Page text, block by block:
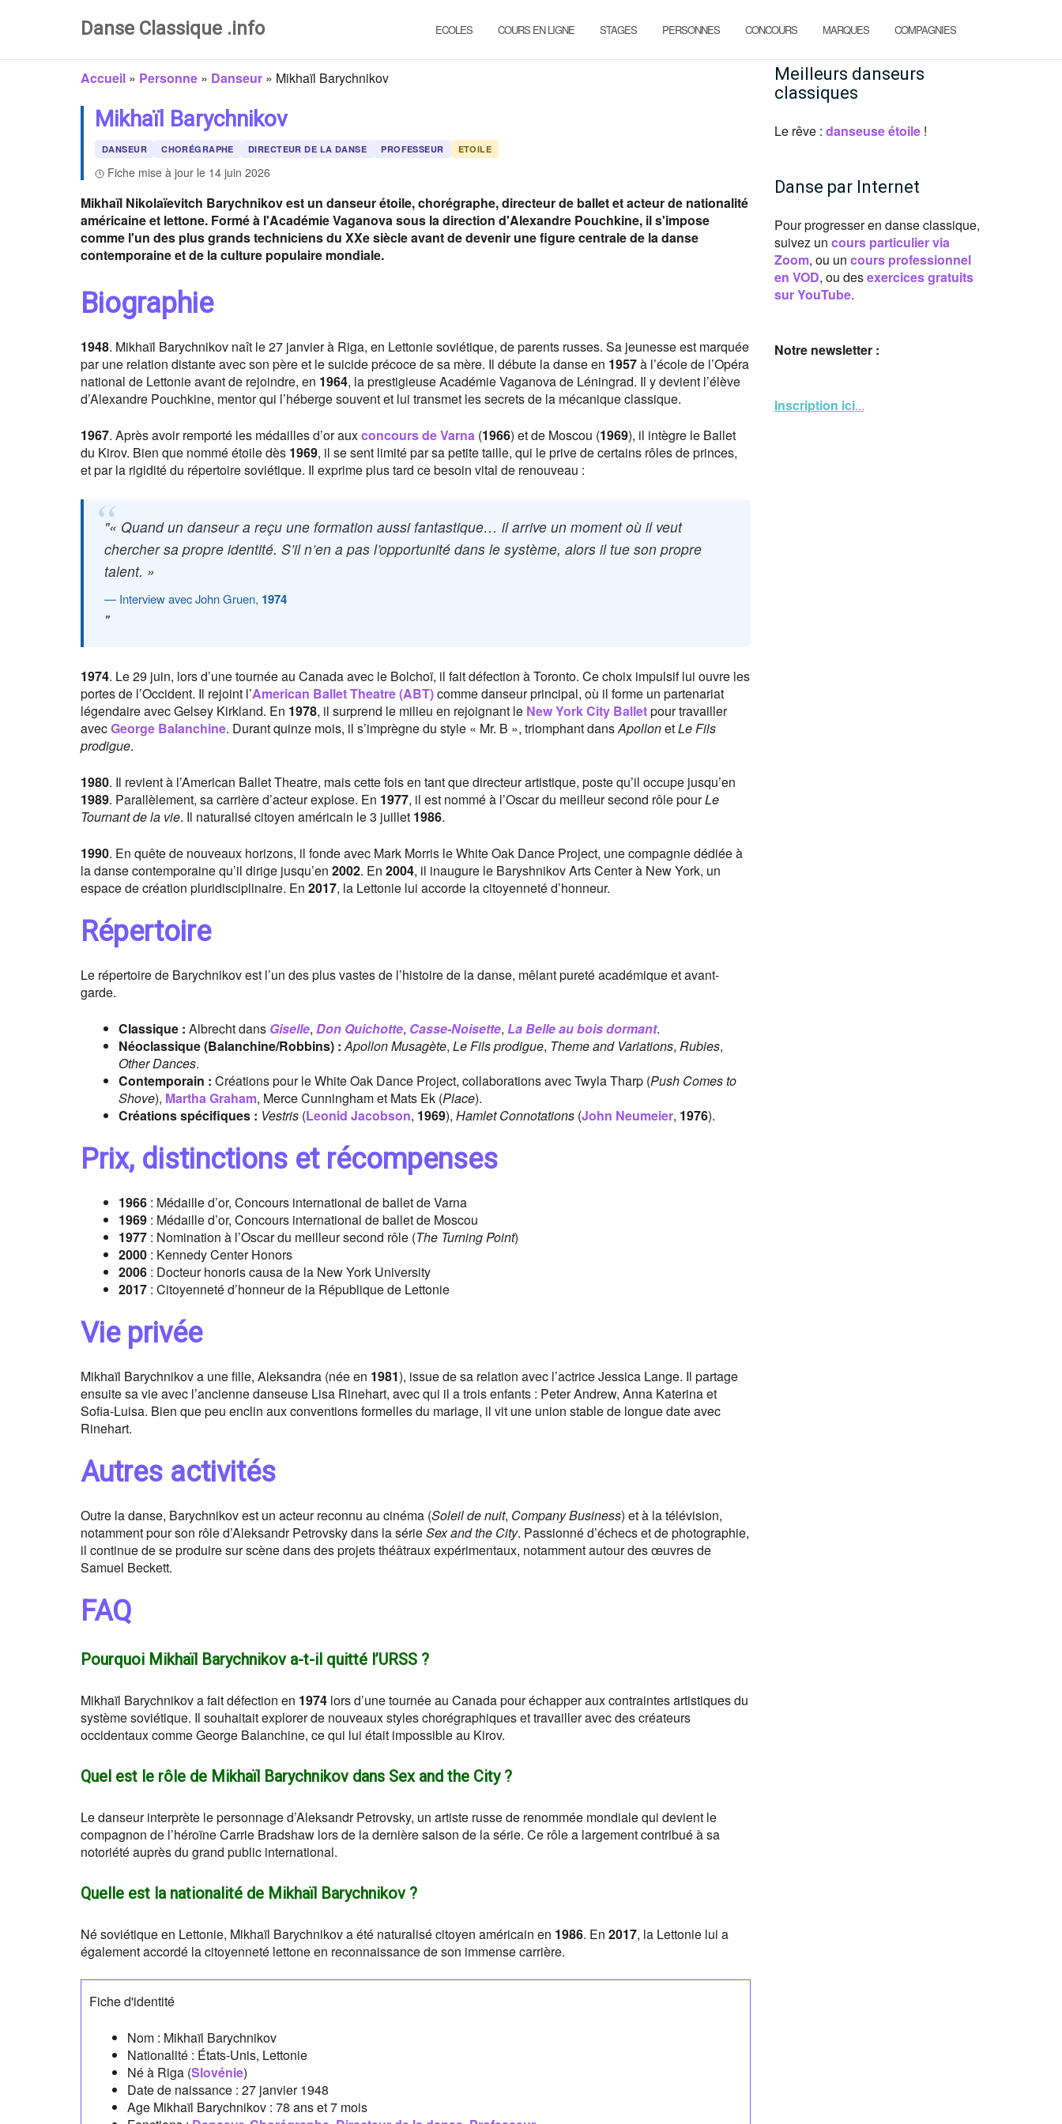
Danse Classique .info ECOLES COURS EN LIGNE STAGES PERSONNES CONCOURS MARQUES COMPAGNIES
Accueil » Personne » Danseur » Mikhaïl Barychnikov
Mikhaïl Barychnikov
DANSEUR CHORÉGRAPHE DIRECTEUR DE LA DANSE PROFESSEUR ETOILE
Fiche mise à jour le 14 juin 2026
Mikhaïl Nikolaïevitch Barychnikov est un danseur étoile, chorégraphe, directeur de ballet et acteur de nationalité
américaine et lettone. Formé à l'Académie Vaganova sous la direction d'Alexandre Pouchkine, il s'impose
comme l'un des plus grands techniciens du XXe siècle avant de devenir une figure centrale de la danse
contemporaine et de la culture populaire mondiale.
Biographie
1948. Mikhaïl Barychnikov naît le 27 janvier à Riga, en Lettonie soviétique, de parents russes. Sa jeunesse est marquée
par une relation distante avec son père et le suicide précoce de sa mère. Il débute la danse en 1957à l’école de l’Opéra
national de Lettonie avant de rejoindre, en 1964, la prestigieuse Académie Vaganova de Léningrad. Il y devient l’élève
d’Alexandre Pouchkine, mentor qui l’héberge souvent et lui transmet les secrets de la mécanique classique.
1967. Après avoir remporté les médailles d’or auxconcours de Varna (1966) et de Moscou (1969), il intègre le Ballet
du Kirov. Bien que nommé étoile dès 1969, il se sent limité par sa petite taille, qui le prive de certains rôles de princes,
et par la rigidité du répertoire soviétique. Il exprime plus tard ce besoin vital de renouveau :
« Quand un danseur a reçu une formation aussi fantastique… il arrive un moment où il veut
chercher sa propre identité. S’il n’en a pas l’opportunité dans le système, alors il tue son propre
talent. »
Interview avec John Gruen, 1974
1974. Le 29 juin, lors d’une tournée au Canada avec le Bolchoï, il fait défection à Toronto. Ce choix impulsif lui ouvre les
portes de l’Occident. Il rejoint l’American Ballet Theatre (ABT)comme danseur principal, où il forme un partenariat
légendaire avec Gelsey Kirkland. En 1978, il surprend le milieu en rejoignant le New York City Balletpour travailler
avecGeorge Balanchine. Durant quinze mois, il s’imprègne du style « Mr. B », triomphant dansApollonetLe Fils
prodigue.
1980. Il revient à l’American Ballet Theatre, mais cette fois en tant que directeur artistique, poste qu’il occupe jusqu’en
1989. Parallèlement, sa carrière d’acteur explose. En 1977, il est nommé à l’Oscar du meilleur second rôle pourLe
Tournant de la vie. Il naturalisé citoyen américain le 3 juillet 1986.
1990. En quête de nouveaux horizons, il fonde avec Mark Morris le White Oak Dance Project, une compagnie dédiée à
la danse contemporaine qu’il dirige jusqu’en 2002. En 2004, il inaugure le Baryshnikov Arts Center à New York, un
espace de création pluridisciplinaire. En 2017, la Lettonie lui accorde la citoyenneté d’honneur.
Répertoire
Le répertoire de Barychnikov est l’un des plus vastes de l’histoire de la danse, mêlant pureté académique et avant-
garde.
Classique : Albrecht dans Giselle, Don Quichotte, Casse-Noisette, La Belle au bois dormant.
Néoclassique (Balanchine/Robbins) : Apollon Musagète, Le Fils prodigue, Theme and Variations, Rubies,
Other Dances.
Contemporain : Créations pour le White Oak Dance Project, collaborations avec Twyla Tharp (Push Comes to
Shove), Martha Graham, Merce Cunningham et Mats Ek (Place).
Créations spécifiques : Vestris (Leonid Jacobson, 1969), Hamlet Connotations (John Neumeier, 1976).
Prix, distinctions et récompenses
1966 : Médaille d’or, Concours international de ballet de Varna
1969 : Médaille d’or, Concours international de ballet de Moscou
1977 : Nomination à l’Oscar du meilleur second rôle (The Turning Point)
2000 : Kennedy Center Honors
2006 : Docteur honoris causa de la New York University
2017 : Citoyenneté d’honneur de la République de Lettonie
Vie privée
Mikhaïl Barychnikov a une fille, Aleksandra (née en 1981), issue de sa relation avec l’actrice Jessica Lange. Il partage
ensuite sa vie avec l’ancienne danseuse Lisa Rinehart, avec qui il a trois enfants : Peter Andrew, Anna Katerina et
Sofia-Luisa. Bien que peu enclin aux conventions formelles du mariage, il vit une union stable de longue date avec
Rinehart.
Autres activités
Outre la danse, Barychnikov est un acteur reconnu au cinéma (Soleil de nuit, Company Business) et à la télévision,
notamment pour son rôle d’Aleksandr Petrovsky dans la sérieSex and the City. Passionné d’échecs et de photographie,
il continue de se produire sur scène dans des projets théâtraux expérimentaux, notamment autour des œuvres de
Samuel Beckett.
FAQ
Pourquoi Mikhaïl Barychnikov a-t-il quitté l’URSS ?
Mikhaïl Barychnikov a fait défection en 1974 lors d’une tournée au Canada pour échapper aux contraintes artistiques du
système soviétique. Il souhaitait explorer de nouveaux styles chorégraphiques et travailler avec des créateurs
occidentaux comme George Balanchine, ce qui lui était impossible au Kirov.
Quel est le rôle de Mikhaïl Barychnikov dans Sex and the City ?
Le danseur interprète le personnage d’Aleksandr Petrovsky, un artiste russe de renommée mondiale qui devient le
compagnon de l’héroïne Carrie Bradshaw lors de la dernière saison de la série. Ce rôle a largement contribué à sa
notoriété auprès du grand public international.
Quelle est la nationalité de Mikhaïl Barychnikov ?
Né soviétique en Lettonie, Mikhaïl Barychnikov a été naturalisé citoyen américain en 1986. En 2017, la Lettonie lui a
également accordé la citoyenneté lettone en reconnaissance de son immense carrière.
Fiche d'identité
Nom : Mikhaïl Barychnikov
Nationalité : États-Unis, Lettonie
Né à Riga (Slovénie)
Date de naissance : 27 janvier 1948
Age Mikhaïl Barychnikov : 78 ans et 7 mois
Meilleurs danseurs
classiques
Le rêve : danseuse étoile!
Danse par Internet
Pour progresser en danse classique,
suivez un cours particulier via
Zoom, ou un cours professionnel
en VOD, ou desexercices gratuits
sur YouTube.
Notre newsletter :
Inscription ici...